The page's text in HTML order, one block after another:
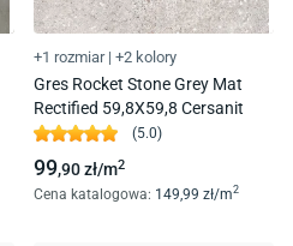
+1 rozmiar | +2 kolory
Gres Rocket Stone Grey Mat
Rectified 59,8X59,8 Cersanit
(5.0)
99,90zł/m2
Cena katalogowa: 149,99 zł/m2